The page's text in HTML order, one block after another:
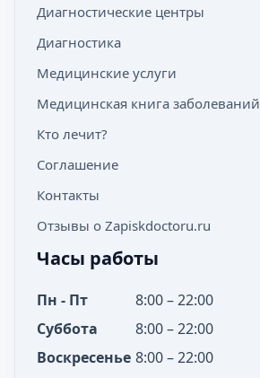
Диагностические центры
Диагностика
Медицинские услуги
Медицинская книга заболеваний
Кто лечит?
Соглашение
Контакты
Отзывы о Zapiskdoctoru.ru
Часы работы
Пн - Пт
8:00 – 22:00
Суббота
8:00 – 22:00
Воскресенье 8:00 – 22:00